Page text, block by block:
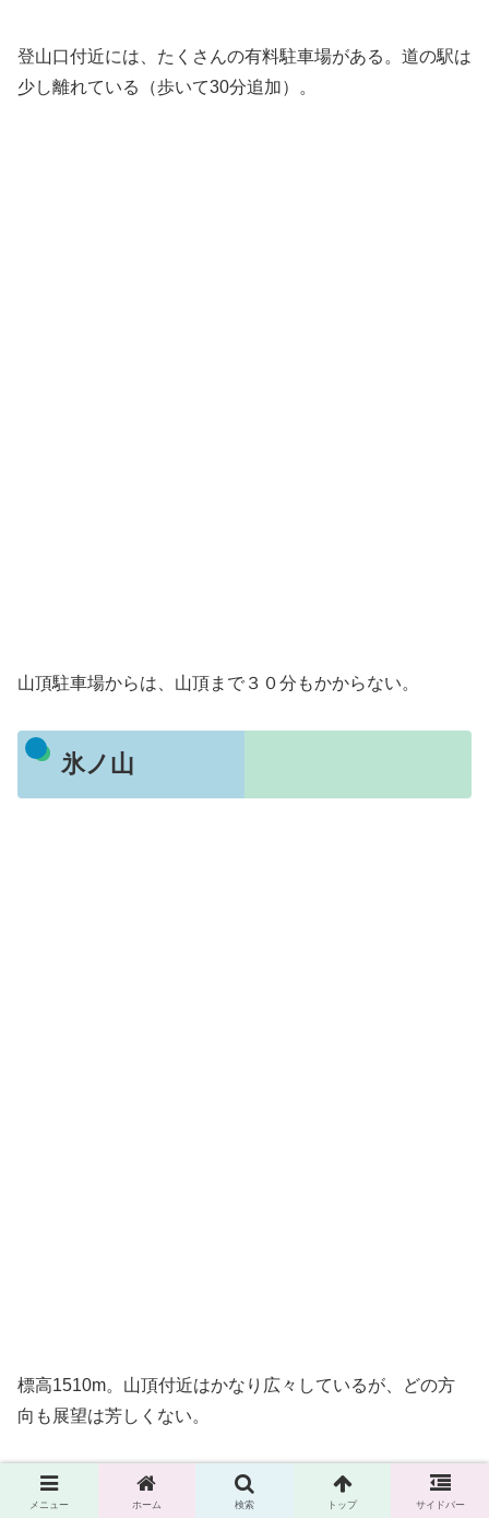
登山口付近には、たくさんの有料駐車場がある。道の駅は
少し離れている（歩いて30分追加）。
山頂駐車場からは、山頂まで３０分もかからない。
氷ノ山
標高1510m。山頂付近はかなり広々しているが、どの方
向も展望は芳しくない。
メニュー ホーム 検索 トップ サイドバー